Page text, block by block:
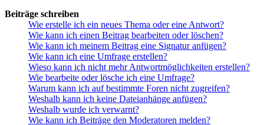
Beiträge schreiben
Wie erstelle ich ein neues Thema oder eine Antwort?
Wie kann ich einen Beitrag bearbeiten oder löschen?
Wie kann ich meinem Beitrag eine Signatur anfügen?
Wie kann ich eine Umfrage erstellen?
Wieso kann ich nicht mehr Antwortmöglichkeiten erstellen?
Wie bearbeite oder lösche ich eine Umfrage?
Warum kann ich auf bestimmte Foren nicht zugreifen?
Weshalb kann ich keine Dateianhänge anfügen?
Weshalb wurde ich verwarnt?
Wie kann ich Beiträge den Moderatoren melden?